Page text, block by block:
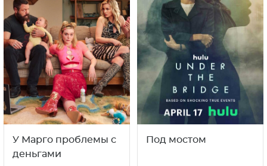
У Марго проблемы с
деньгами
Под мостом